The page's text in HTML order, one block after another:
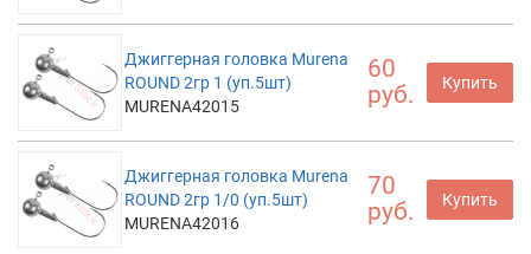
Джиггерная головка Murena
ROUND 2гр 1 (уп.5шт)
MURENA42015
60
руб.
Купить
Джиггерная головка Murena
ROUND 2гр 1/0 (уп.5шт)
MURENA42016
70
руб.
Купить